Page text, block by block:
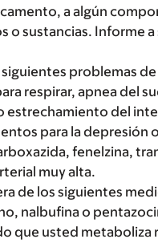
a algún
o sustancias. Informe
problemas
respirar, apnea del
estrechamiento del
para la depresión
fenelzina,
muy alta.
de los siguientes
nalbufina o
que usted